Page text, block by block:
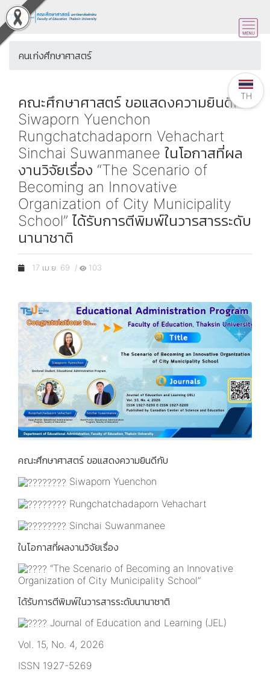
คนเก่งศึกษาศาสตร์
คณะศึกษาศาสตร์ ขอแสดงความยินดีกับ
Siwaporn Yuenchon
Rungchatchadaporn Vehachart
Sinchai Suwanmanee ในโอกาสที่ผล
งานวิจัยเรื่อง “The Scenario of
Becoming an Innovative
Organization of City Municipality
School” ได้รับการตีพิมพ์ในวารสารระดับ
นานาชาติ
17 เม.ย. 69 / 103
คณะศึกษาศาสตร์ ขอแสดงความยินดีกับ
Siwaporn Yuenchon
Rungchatchadaporn Vehachart
Sinchai Suwanmanee
ในโอกาสที่ผลงานวิจัยเรื่อง
“The Scenario of Becoming an Innovative
Organization of City Municipality School”
ได้รับการตีพิมพ์ในวารสารระดับนานาชาติ
Journal of Education and Learning (JEL)
Vol. 15, No. 4, 2026
ISSN 1927-5269
TH